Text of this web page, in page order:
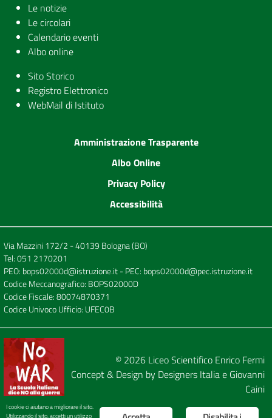
Le notizie
Le circolari
Calendario eventi
Albo online
Sito Storico
Registro Elettronico
WebMail di Istituto
Amministrazione Trasparente
Albo Online
Privacy Policy
Accessibilità
Via Mazzini 172/2 - 40139 Bologna (BO)
Tel:051 2170201
PEO: bops02000d@istruzione.it- PEC: bops02000d@pec.istruzione.it
Codice Meccanografico: BOPS02000D
Codice Fiscale: 80074870371
Codice Univoco Ufficio: UFEC0B
© 2026 Liceo Scientifico Enrico Fermi
Concept & Design by Designers Italiae Giovanni
Caini
I cookie ci aiutano a migliorare il sito.
Utilizzando il sito, accetti un utilizzo